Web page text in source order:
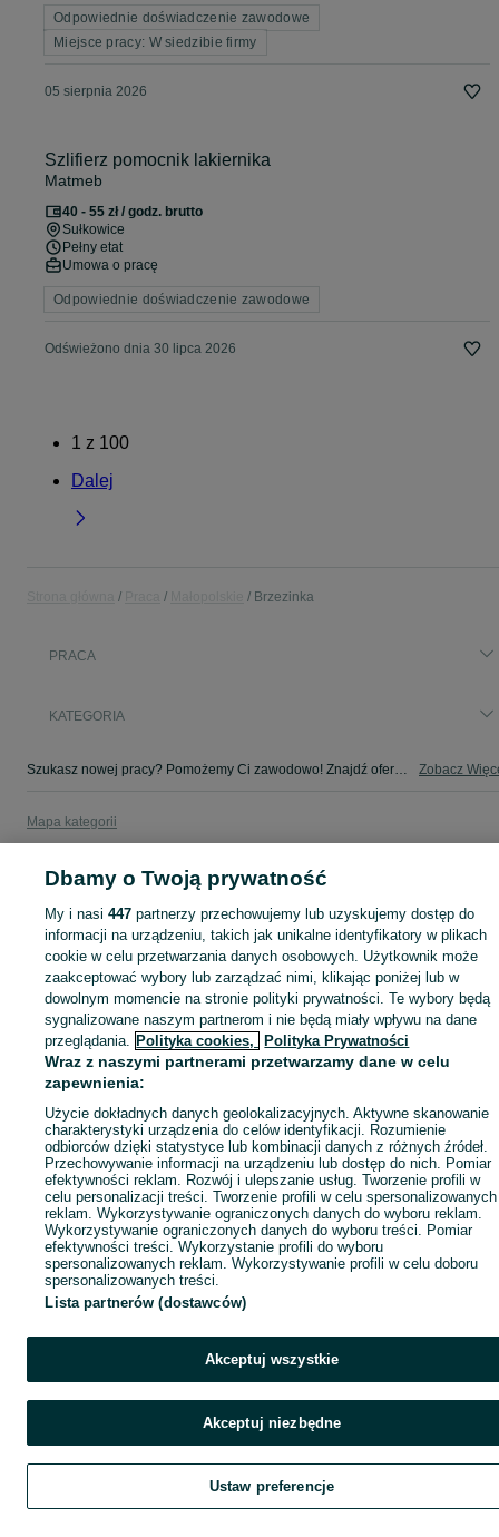
Odpowiednie doświadczenie zawodowe
Miejsce pracy: W siedzibie firmy
05 sierpnia 2026
Szlifierz pomocnik lakiernika
Matmeb
40 - 55 zł / godz. brutto
Sułkowice
Pełny etat
Umowa o pracę
Odpowiednie doświadczenie zawodowe
Odświeżono dnia 30 lipca 2026
1 z 100
Dalej
Brzezinka
PRACA
KATEGORIA
Szukasz nowej pracy? Pomożemy Ci zawodowo! Znajdź ofertę dla siebie w kategorii Praca na OLX - Brzezinka i okolice! Zobacz
Mapa kategorii
Mapa ministron
Popularne wyszukiwania
Szukaj Obserwujesz Dodaj Czat
Dbamy o Twoją prywatność
My i nasi447 partnerzy przechowujemy lub uzyskujemy dostęp do
informacji na urządzeniu, takich jak unikalne identyfikatory w plikach
cookie w celu przetwarzania danych osobowych. Użytkownik może
zaakceptować wybory lub zarządzać nimi, klikając poniżej lub w
dowolnym momencie na stronie polityki prywatności. Te wybory będą
sygnalizowane naszym partnerom i nie będą miały wpływu na dane
przeglądania. Polityka cookies, Polityka Prywatności
Wraz z naszymi partnerami przetwarzamy dane w celu
zapewnienia:
Użycie dokładnych danych geolokalizacyjnych. Aktywne skanowanie
charakterystyki urządzenia do celów identyfikacji. Rozumienie
odbiorców dzięki statystyce lub kombinacji danych z różnych źródeł.
Przechowywanie informacji na urządzeniu lub dostęp do nich. Pomiar
efektywności reklam. Rozwój i ulepszanie usług. Tworzenie profili w
celu personalizacji treści. Tworzenie profili w celu spersonalizowanych
reklam. Wykorzystywanie ograniczonych danych do wyboru reklam.
Wykorzystywanie ograniczonych danych do wyboru treści. Pomiar
efektywności treści. Wykorzystanie profili do wyboru
spersonalizowanych reklam. Wykorzystywanie profili w celu doboru
spersonalizowanych treści.
Lista partnerów (dostawców)
Akceptuj wszystkie
Akceptuj niezbędne
Ustaw preferencje